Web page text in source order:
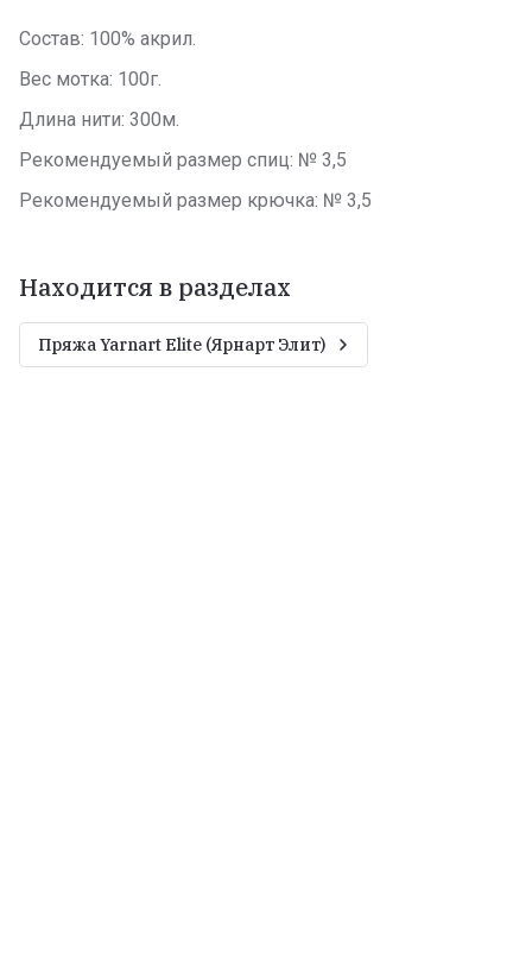
Состав: 100% акрил.
Вес мотка: 100г.
Длина нити: 300м.
Рекомендуемый размер спиц: № 3,5
Рекомендуемый размер крючка: № 3,5
Находится в разделах
Пряжа Yarnart Elite (Ярнарт Элит)